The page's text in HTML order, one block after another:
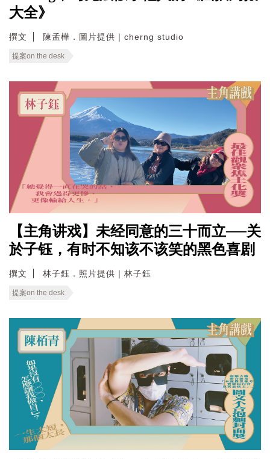
大全》
撰文 陳孟樺．圖片提供｜cherng studio
提案on the desk
【主角讲戏】未经同意的三十而立──关
於子钰，有时不知该不该笑的黑色喜剧
撰文 林子鈺．照片提供｜林子鈺
提案on the desk